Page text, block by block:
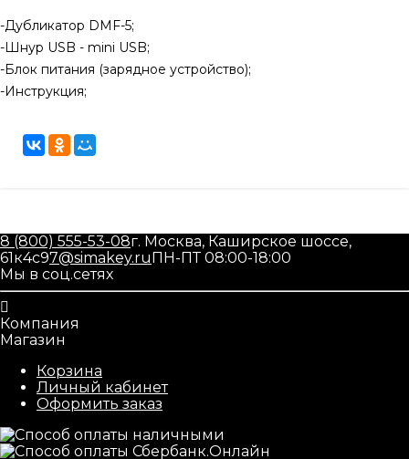
-Дубликатор DMF-5;
-Шнур USB - mini USB;
-Блок питания (зарядное устройство);
-Инструкция;
8 (800) 555-53-08г. Москва, Каширское шоссе,
61к4с97@simakey.ruПН-ПТ 08:00-18:00
Мы в соц.сетях
Компания
Магазин
Корзина
Личный кабинет
Оформить заказ